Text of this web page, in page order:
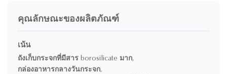
คุณลักษณะของผลิตภัณฑ์
เน้น
ถังเก็บกระจกที่มีสาร borosilicate มาก,
กล่องอาหารกลางวันกระจก,